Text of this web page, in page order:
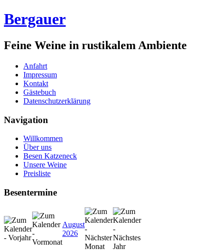
Bergauer
Feine Weine in rustikalem Ambiente
Anfahrt
Impressum
Kontakt
Gästebuch
Datenschutzerklärung
Navigation
Willkommen
Über uns
Besen Katzeneck
Unsere Weine
Preisliste
Besentermine
August
2026